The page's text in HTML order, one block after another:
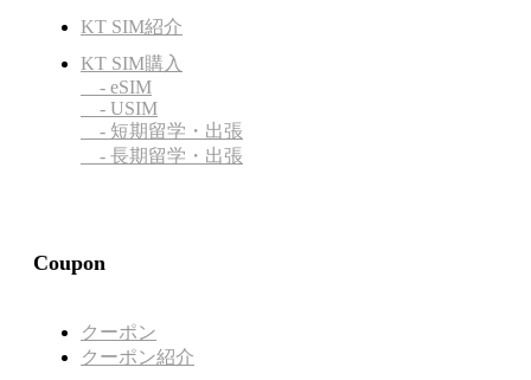
KT SIM紹介
KT SIM購入
- eSIM
- USIM
- 短期留学・出張
- 長期留学・出張
Coupon
クーポン
クーポン紹介